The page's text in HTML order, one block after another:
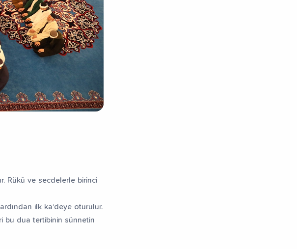
Rükû ve secdelerle birinci
ilk ka‘deye oturulur.
bu dua tertibinin sünnetin